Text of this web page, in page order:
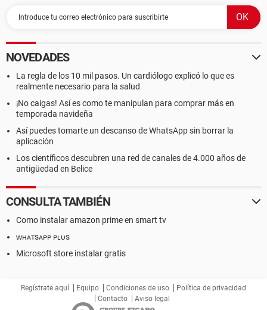
NOVEDADES
La regla de los 10 mil pasos. Un cardiólogo explicó lo que es
realmente necesario para la salud
¡No caigas! Así es como te manipulan para comprar más en
temporada navideña
Así puedes tomarte un descanso de WhatsApp sin borrar la
aplicación
Los científicos descubren una red de canales de 4.000 años de
antigüedad en Belice
CONSULTA TAMBIÉN
Como instalar amazon prime en smart tv
ᴡʜᴀᴛsᴀᴘᴘ ᴘʟᴜs
Microsoft store instalar gratis
Regístrate aquí Equipo Condiciones de uso
Política de privacidad
Contacto
Aviso legal